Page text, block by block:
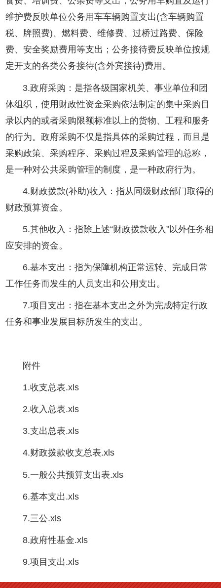
维护费反映单位公务用车车辆购置支出(含车辆购置
税、牌照费)、燃料费、维修费、过桥过路费、保险
费、安全奖励费用等支出；公务接待费反映单位按规
定开支的各类公务接待(含外宾接待)费用。
3.政府采购：是指各级国家机关、事业单位和团
体组织，使用财政性资金采购依法制定的集中采购目
录以内的或者采购限额标准以上的货物、工程和服务
的行为。政府采购不仅是指具体的采购过程，而且是
采购政策、采购程序、采购过程及采购管理的总称，
是一种对公共采购管理的制度，是一种政府行为。
4.财政拨款(补助)收入：指从同级财政部门取得的
财政预算资金。
5.其他收入：指除上述“财政拨款收入”以外任务相
应安排的资金。
6.基本支出：指为保障机构正常运转、完成日常
工作任务而发生的人员支出和公用支出。
7.项目支出：指在基本支出之外为完成特定行政
任务和事业发展目标所发生的支出。
附件
1.收支总表.xls
2.收入总表.xls
3.支出总表.xls
4.财政拨款收支总表.xls
5.一般公共预算支出表.xls
6.基本支出.xls
7.三公.xls
8.政府性基金.xls
9.项目支出.xls